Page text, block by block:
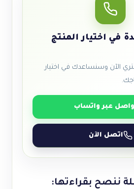
في اختيار المنتج
الآن وسنساعدك في اختيار
عبر واتساب
اتصل الآن
ننصح بقراءتها: